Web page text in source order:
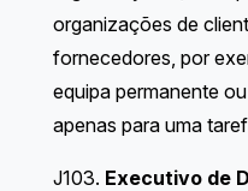
organizações de
fornecedores, por
equipa permanente
apenas para uma
J103. Executivo de